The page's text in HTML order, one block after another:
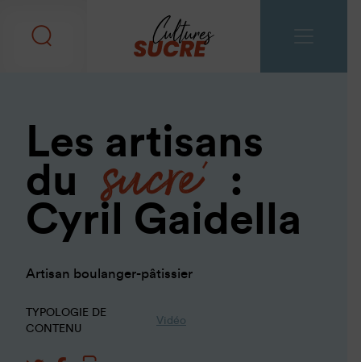
Les artisans
du
sucré
:
Cyril Gaidella
Artisan boulanger-pâtissier
TYPOLOGIE DE
CONTENU
Vidéo